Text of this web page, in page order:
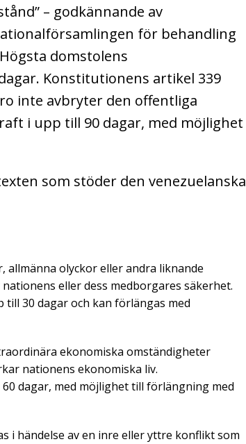
– godkännande av
för behandling
domstolens
Konstitutionens artikel 339
inte avbryter den offentliga
i upp till 90 dagar, med möjlighet
som stöder den venezuelanska
olyckor eller andra liknande
eller dess medborgares säkerhet.
30 dagar och kan förlängas med
ekonomiska omständigheter
nationens ekonomiska liv.
dagar, med möjlighet till förlängning med
i händelse av en inre eller yttre konflikt som